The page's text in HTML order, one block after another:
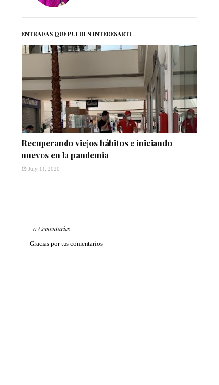
ENTRADAS QUE PUEDEN INTERESARTE
Recuperando viejos hábitos e iniciando
nuevos en la pandemia
July 11, 2020
0 Comentarios
Gracias por tus comentarios